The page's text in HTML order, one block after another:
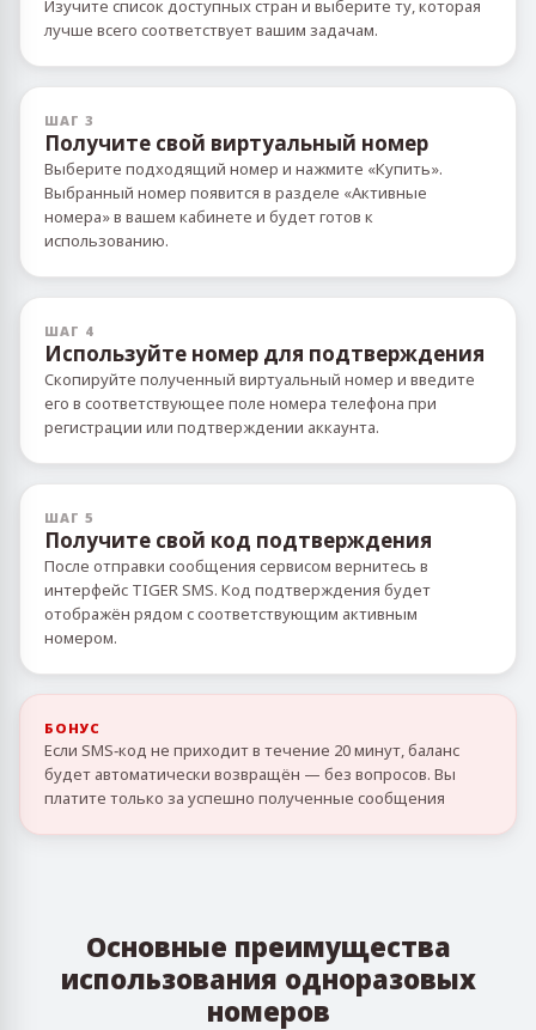
Изучите список доступных стран и выберите ту, которая
лучше всего соответствует вашим задачам.
ШАГ 3
Получите свой виртуальный номер
Выберите подходящий номер и нажмите «Купить».
Выбранный номер появится в разделе «Активные
номера» в вашем кабинете и будет готов к
использованию.
ШАГ 4
Используйте номер для подтверждения
Скопируйте полученный виртуальный номер и введите
его в соответствующее поле номера телефона при
регистрации или подтверждении аккаунта.
ШАГ 5
Получите свой код подтверждения
После отправки сообщения сервисом вернитесь в
интерфейс TIGER SMS. Код подтверждения будет
отображён рядом с соответствующим активным
номером.
БОНУС
Если SMS‑код не приходит в течение 20 минут, баланс
будет автоматически возвращён — без вопросов. Вы
платите только за успешно полученные сообщения
Основные преимущества
использования одноразовых
номеров